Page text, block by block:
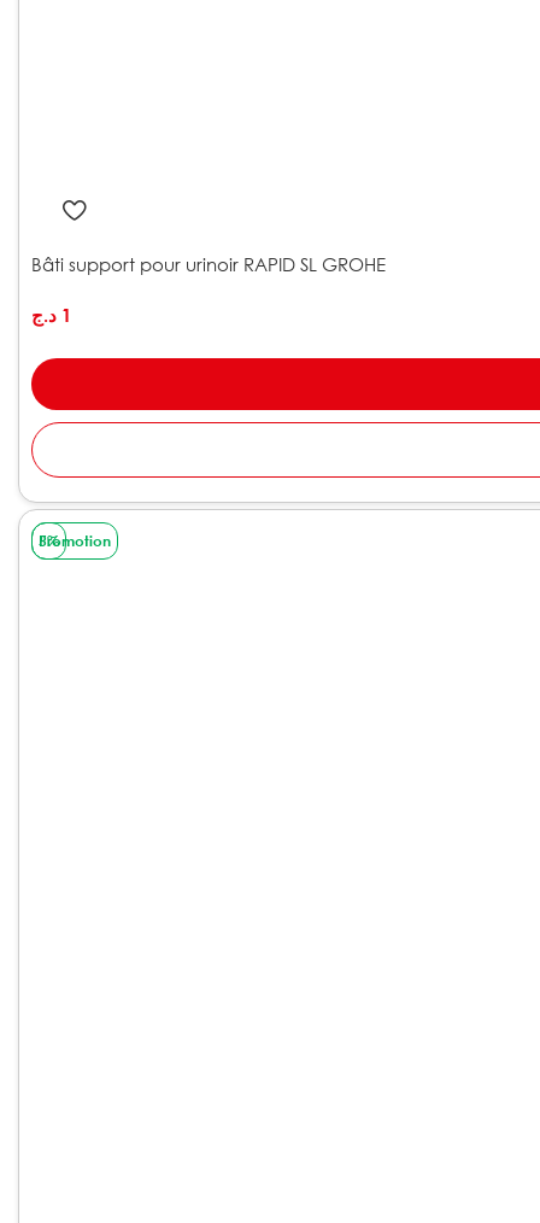
Bâti support pour urinoir RAPID SL GROHE
1 د.ج
Promotion
5%
VENTE